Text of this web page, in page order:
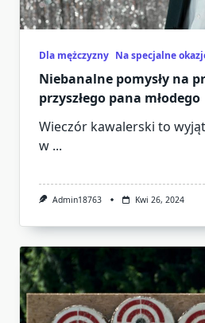
Dla mężczyzny Na specjalne
Niebanalne pomysły na
przyszłego pana młodego
Wieczór kawalerski to
w ...
Admin18763 Kwi 26, 2024